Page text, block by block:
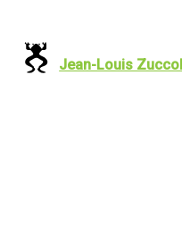
Jean-Louis